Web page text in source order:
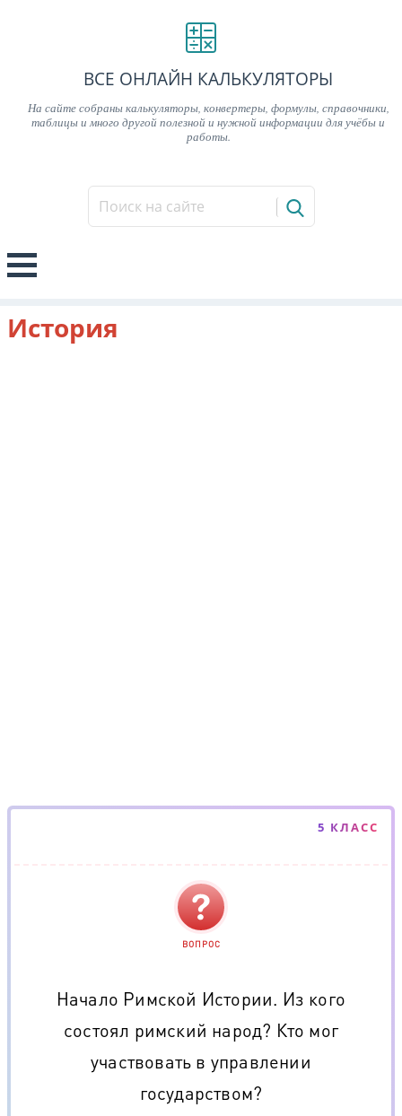
ВСЕ ОНЛАЙН КАЛЬКУЛЯТОРЫ
На сайте собраны калькуляторы, конвертеры, формулы, справочники,
таблицы и много другой полезной и нужной информации для учёбы и
работы.
История
5 КЛАСС
ВОПРОС
Начало Римской Истории. Из кого
состоял римский народ? Кто мог
участвовать в управлении
государством?